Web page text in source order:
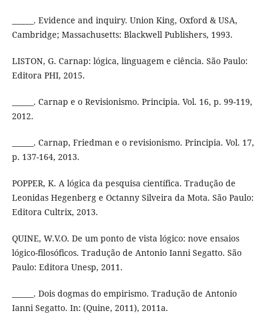
______. Evidence and inquiry. Union King, Oxford & USA,
Cambridge; Massachusetts: Blackwell Publishers, 1993.
LISTON, G. Carnap: lógica, linguagem e ciência. São Paulo:
Editora PHI, 2015.
______. Carnap e o Revisionismo. Principia. Vol. 16, p. 99-119,
2012.
______. Carnap, Friedman e o revisionismo. Principia. Vol. 17,
p. 137-164, 2013.
POPPER, K. A lógica da pesquisa científica. Tradução de
Leonidas Hegenberg e Octanny Silveira da Mota. São Paulo:
Editora Cultrix, 2013.
QUINE, W.V.O. De um ponto de vista lógico: nove ensaios
lógico-filosóficos. Tradução de Antonio Ianni Segatto. São
Paulo: Editora Unesp, 2011.
______. Dois dogmas do empirismo. Tradução de Antonio
Ianni Segatto. In: (Quine, 2011), 2011a.